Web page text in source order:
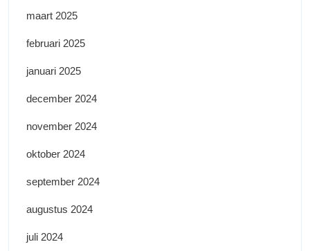
maart 2025
februari 2025
januari 2025
december 2024
november 2024
oktober 2024
september 2024
augustus 2024
juli 2024